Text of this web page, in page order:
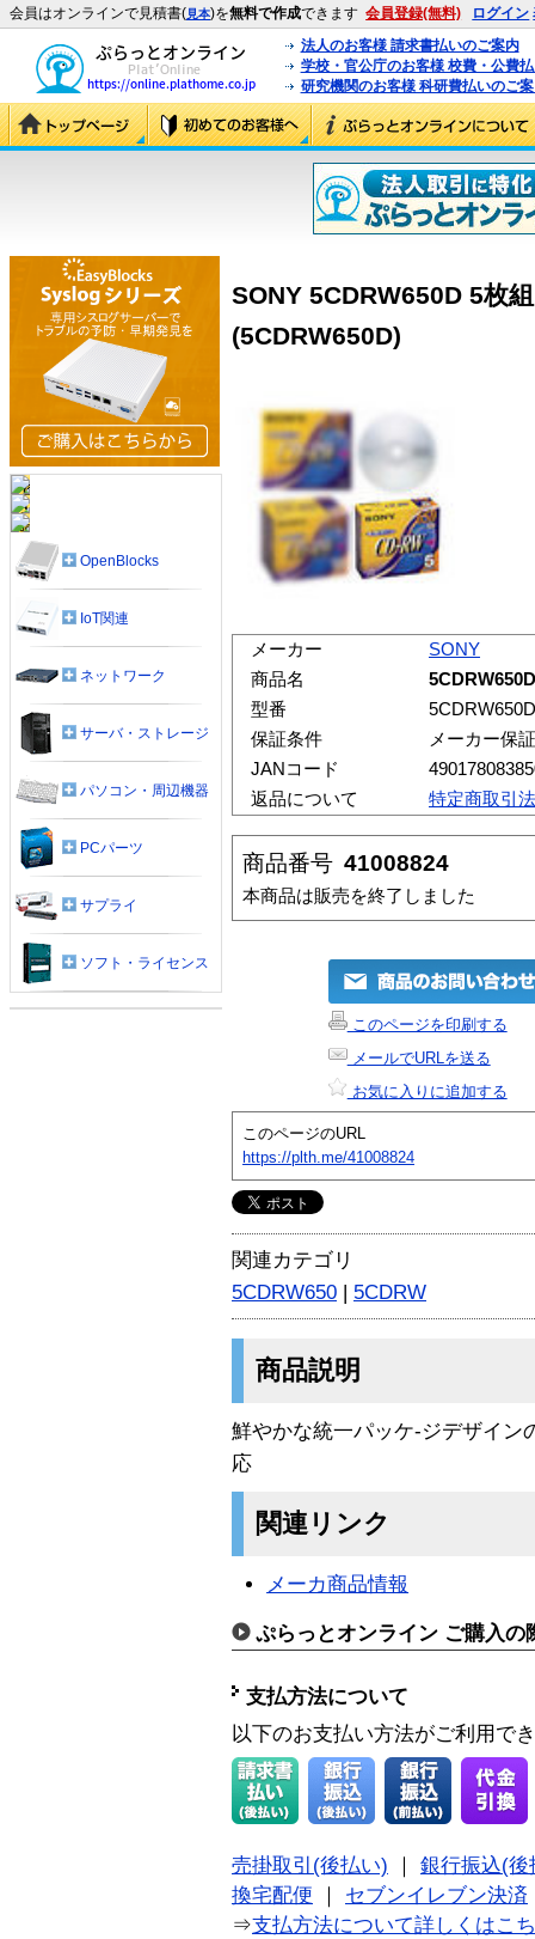
会員はオンラインで見積書(見本)を無料で作成できます 会員登録(無料) ログイン
法人のお客様 請求書払いのご案内
学校・官公庁のお客様 校費・公費
研究機関のお客様 科研費払いのご
SONY 5CDRW650D 5枚
(5CDRW650D)
メーカー
SONY
商品名
型番
5CDRW650D
保証条件
メーカー保証
JANコード
返品について
特定商取引
商品番号 41008824
本商品は販売を終了しました
このページを印刷する
メールでURLを送る
お気に入りに追加する
このページのURL
https://plth.me/41008824
関連カテゴリ
5CDRW650 | 5CDRW
商品説明
鮮やかな統一パッケ-ジデザイン
応
関連リンク
メーカ商品情報
ぷらっとオンライン ご購入の
支払方法について
以下のお支払い方法がご利用で
売掛取引(後払い)
銀行振込(後
換宅配便
セブンイレブン決済
⇒支払方法について詳しくはこ
OpenBlocks
IoT関連
ネットワーク
サーバ・ストレージ
パソコン・周辺機器
PCパーツ
サプライ
ソフト・ライセンス